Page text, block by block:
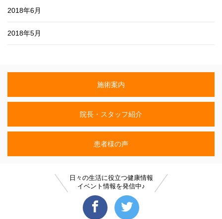
2018年6月
2018年5月
施術案内
院長・スタッフ紹介
患者様の声
日々の生活に役立つ健康情報
イベント情報を発信中♪